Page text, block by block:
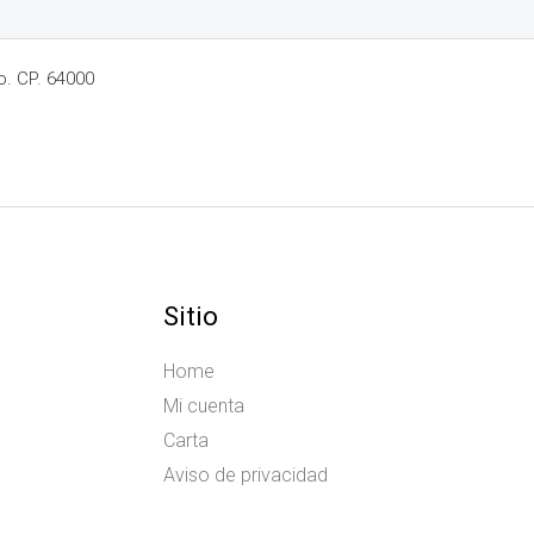
CP. 64000
Sitio
Home
Mi cuenta
Carta
Aviso de privacidad